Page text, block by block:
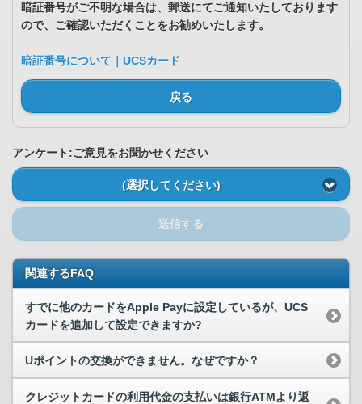
暗証番号がご不明な場合は、郵送にてご通知いたしております
ので、ご確認いただくことをお勧めいたします。
暗証番号について｜UCSカード
戻る
アンケート:ご意見をお聞かせください
(選択してください)
送信する
関連するFAQ
すでに他のカードをApple Payに設定しているが、UCS
カードを追加して設定できますか?
Uポイントの交換ができません。なぜですか？
クレジットカードの利用代金の支払いは銀行ATMより返